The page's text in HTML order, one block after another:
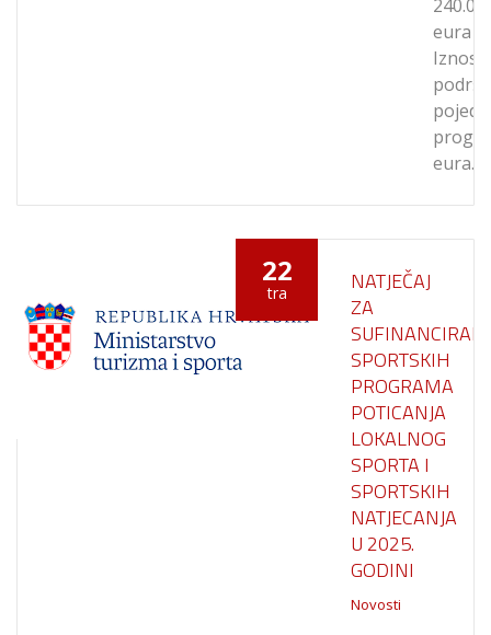
eura
Iznos
eura…
22
tra
NATJEČAJ
ZA
SPORTSKIH
PROGRAMA
POTICANJA
LOKALNOG
SPORTA I
SPORTSKIH
NATJECANJA
U 2025.
GODINI
Novosti